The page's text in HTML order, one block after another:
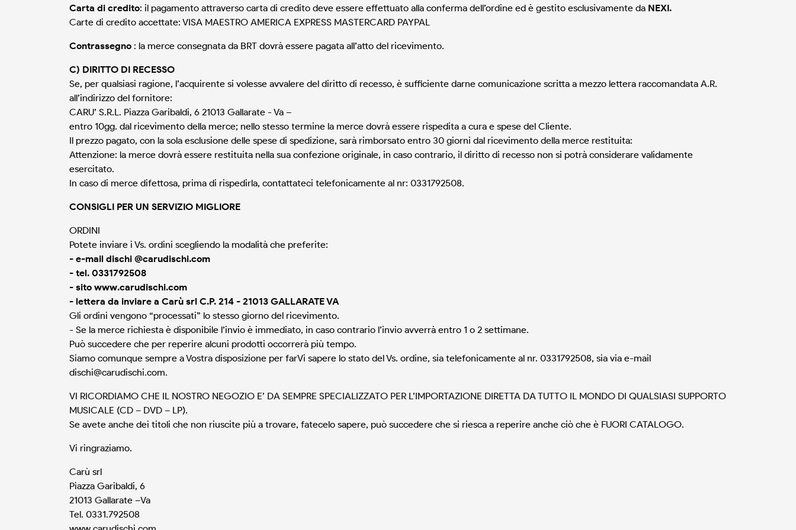
Carta di credito: il pagamento attraverso carta di credito deve essere effettuato alla conferma dell’ordine ed è gestito esclusivamente da NEXI.
Carte di credito accettate: VISA MAESTRO AMERICA EXPRESS MASTERCARD PAYPAL
Contrassegno : la merce consegnata da BRT dovrà essere pagata all’atto del ricevimento.
C) DIRITTO DI RECESSO
Se, per qualsiasi ragione, l’acquirente si volesse avvalere del diritto di recesso, è sufficiente darne comunicazione scritta a mezzo lettera raccomandata A.R.
all’indirizzo del fornitore:
CARU’ S.R.L. Piazza Garibaldi, 6 21013 Gallarate - Va –
entro 10gg. dal ricevimento della merce; nello stesso termine la merce dovrà essere rispedita a cura e spese del Cliente.
Il prezzo pagato, con la sola esclusione delle spese di spedizione, sarà rimborsato entro 30 giorni dal ricevimento della merce restituita:
Attenzione: la merce dovrà essere restituita nella sua confezione originale, in caso contrario, il diritto di recesso non si potrà considerare validamente
esercitato.
In caso di merce difettosa, prima di rispedirla, contattateci telefonicamente al nr: 0331792508.
CONSIGLI PER UN SERVIZIO MIGLIORE
ORDINI
Potete inviare i Vs. ordini scegliendo la modalità che preferite:
- e-mail dischi @carudischi.com
- tel. 0331792508
- sito www.carudischi.com
- lettera da inviare a Carù srl C.P. 214 - 21013 GALLARATE VA
Gli ordini vengono “processati” lo stesso giorno del ricevimento.
- Se la merce richiesta è disponibile l’invio è immediato, in caso contrario l’invio avverrà entro 1 o 2 settimane.
Può succedere che per reperire alcuni prodotti occorrerà più tempo.
Siamo comunque sempre a Vostra disposizione per farVi sapere lo stato del Vs. ordine, sia telefonicamente al nr. 0331792508, sia via e-mail
dischi@carudischi.com.
VI RICORDIAMO CHE IL NOSTRO NEGOZIO E’ DA SEMPRE SPECIALIZZATO PER L’IMPORTAZIONE DIRETTA DA TUTTO IL MONDO DI QUALSIASI SUPPORTO
MUSICALE (CD – DVD – LP).
Se avete anche dei titoli che non riuscite più a trovare, fatecelo sapere, può succedere che si riesca a reperire anche ciò che è FUORI CATALOGO.
Vi ringraziamo.
Carù srl
Piazza Garibaldi, 6
21013 Gallarate –Va
Tel. 0331.792508